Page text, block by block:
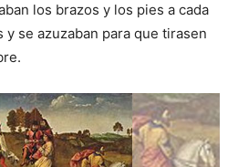
los brazos y los pies a cada
se azuzaban para que tirasen